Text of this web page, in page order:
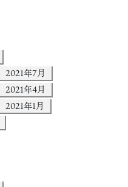
2021年7月
2021年4月
2021年1月